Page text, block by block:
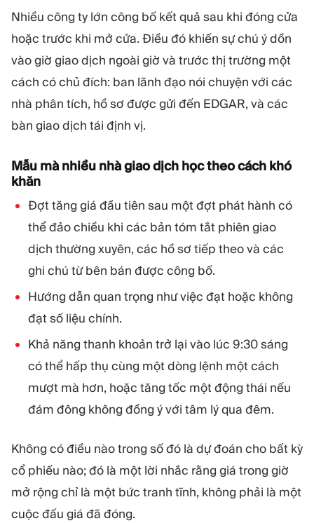
Nhiều công ty lớn công bố kết quả sau khi đóng cửa
hoặc trước khi mở cửa. Điều đó khiến sự chú ý dồn
vào giờ giao dịch ngoài giờ và trước thị trường một
cách có chủ đích: ban lãnh đạo nói chuyện với các
nhà phân tích, hồ sơ được gửi đến EDGAR, và các
bàn giao dịch tái định vị.
Mẫu mà nhiều nhà giao dịch học theo cách khó
khăn
Đợt tăng giá đầu tiên sau một đợt phát hành có
thể đảo chiều khi các bản tóm tắt phiên giao
dịch thường xuyên, các hồ sơ tiếp theo và các
ghi chú từ bên bán được công bố.
Hướng dẫn quan trọng như việc đạt hoặc không
đạt số liệu chính.
Khả năng thanh khoản trở lại vào lúc 9:30 sáng
có thể hấp thụ cùng một dòng lệnh một cách
mượt mà hơn, hoặc tăng tốc một động thái nếu
đám đông không đồng ý với tâm lý qua đêm.
Không có điều nào trong số đó là dự đoán cho bất kỳ
cổ phiếu nào; đó là một lời nhắc rằng giá trong giờ
mở rộng chỉ là một bức tranh tĩnh, không phải là một
cuộc đấu giá đã đóng.